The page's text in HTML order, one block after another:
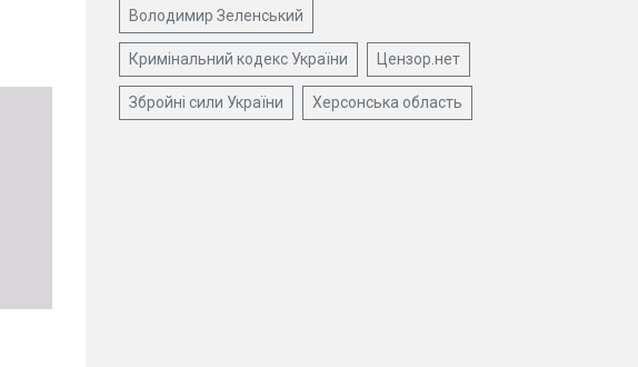
Володимир Зеленський
Кримінальний кодекс України Цензор.нет
Збройні сили України Херсонська область